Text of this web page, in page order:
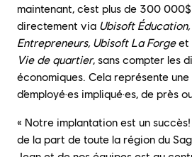
maintenant, c’est plus de 300
directement via Ubisoft
Entrepreneurs, Ubisoft La Forgeet
Vie de quartier, sans compter les
économiques. Cela représente
d’employé·es impliqué·es, de près
« Notre implantation est un
de la part de toute la région du